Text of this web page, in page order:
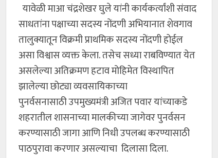
यावेळी माआ चंद्रशेखर घुले यांनी कार्यकर्त्यांशी संवाद
साधतांना पक्षाच्या सदस्य नोंदणी अभियानात शेवगाव
तालुक्यातून विक्रमी प्राथमिक सदस्य नोंदणी होईल
असा विश्वास व्यक्त केला. तसेच सध्या राबविण्यात येत
असलेल्या अतिक्रमण हटाव मोहिमेत विस्थापित
झालेल्या छोट्या व्यवसायिकाच्या
पुनर्वसनासाठी उपमुख्यमंत्री अजित पवार यांच्याकडे
शहरातील शासनाच्या मालकीच्या जागेवर पुनर्वसन
करण्यासाठी जागा आणि निधी उपलब्ध करण्यासाठी
पाठपुरावा करणार असल्याचा दिलासा दिला.